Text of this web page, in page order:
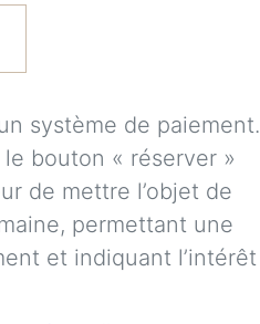
système de paiement.
bouton « réserver »
de mettre l’objet de
permettant une
et indiquant l’intérêt